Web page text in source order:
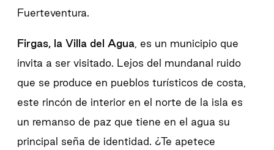
Fuerteventura.
Firgas, la Villa del Agua, es un municipio que
invita a ser visitado. Lejos del mundanal ruido
que se produce en pueblos turísticos de costa,
este rincón de interior en el norte de la isla es
un remanso de paz que tiene en el agua su
principal seña de identidad. ¿Te apetece